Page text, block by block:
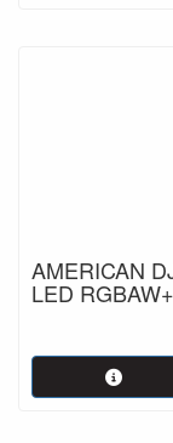
AMERICAN
LED